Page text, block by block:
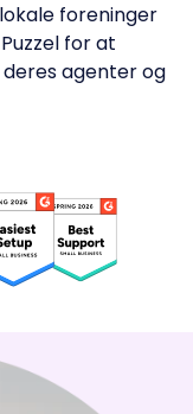
foreninger
for at
agenter og